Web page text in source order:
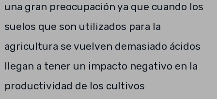
una gran preocupación ya que cuando los
suelos que son utilizados para la
agricultura se vuelven demasiado ácidos
llegan a tener un impacto negativo en la
productividad de los cultivos